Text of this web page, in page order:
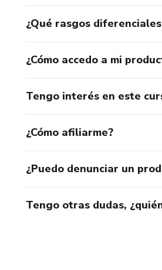
¿Qué rasgos
¿Cómo accedo a mi
Tengo interés en este
¿Cómo afiliarme?
¿Puedo denunciar un
Tengo otras dudas,